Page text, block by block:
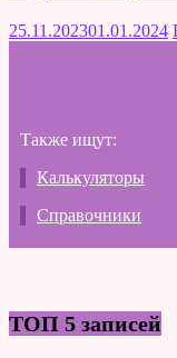
25.11.202301.01.2024
Также ищут:
Калькуляторы
Справочники
ТОП 5 записей